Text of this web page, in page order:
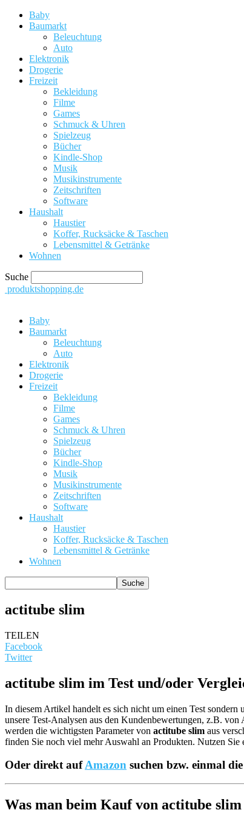
Baby
Baumarkt
Beleuchtung
Auto
Elektronik
Drogerie
Freizeit
Bekleidung
Filme
Games
Schmuck & Uhren
Spielzeug
Bücher
Kindle-Shop
Musik
Musikinstrumente
Zeitschriften
Software
Haushalt
Haustier
Koffer, Rucksäcke & Taschen
Lebensmittel & Getränke
Wohnen
Suche
produktshopping.de
Baby
Baumarkt
Beleuchtung
Auto
Elektronik
Drogerie
Freizeit
Bekleidung
Filme
Games
Schmuck & Uhren
Spielzeug
Bücher
Kindle-Shop
Musik
Musikinstrumente
Zeitschriften
Software
Haushalt
Haustier
Koffer, Rucksäcke & Taschen
Lebensmittel & Getränke
Wohnen
actitube slim
TEILEN
Facebook
Twitter
actitube slim im Test und/oder
In diesem Artikel handelt es sich nicht um einen Test
unsere Test-Analysen aus den Kundenbewertungen, z.B.
werden die wichtigsten Parameter von actitube slim aus
finden Sie noch viel mehr Auswahl an Produkten. Nutzen Sie
Oder direkt aufAmazon suchen bzw. einmal die
Was man beim Kauf von actitube